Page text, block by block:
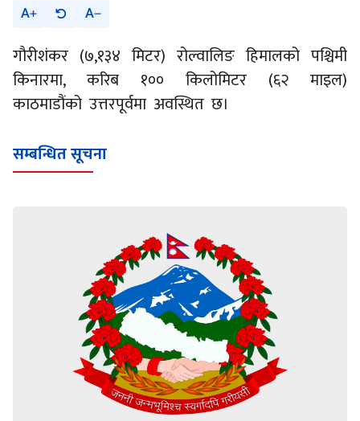
A A
गौरीशंकर (७,१३४ मिटर) रोल्वालिङ हिमालको पश्चिमी
किनारमा, करिब १०० किलोमिटर (६२ माइल)
काठमाडौंको उत्तरपूर्वमा अवस्थित छ।
सम्बन्धित सूचना